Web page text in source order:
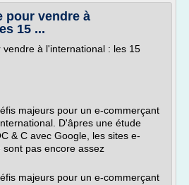
pour vendre à
15 ...
à l'international : les 15
majeurs pour un e-commerçant
D'âpres une étude
& C avec Google, les sites e-
pas encore assez
majeurs pour un e-commerçant